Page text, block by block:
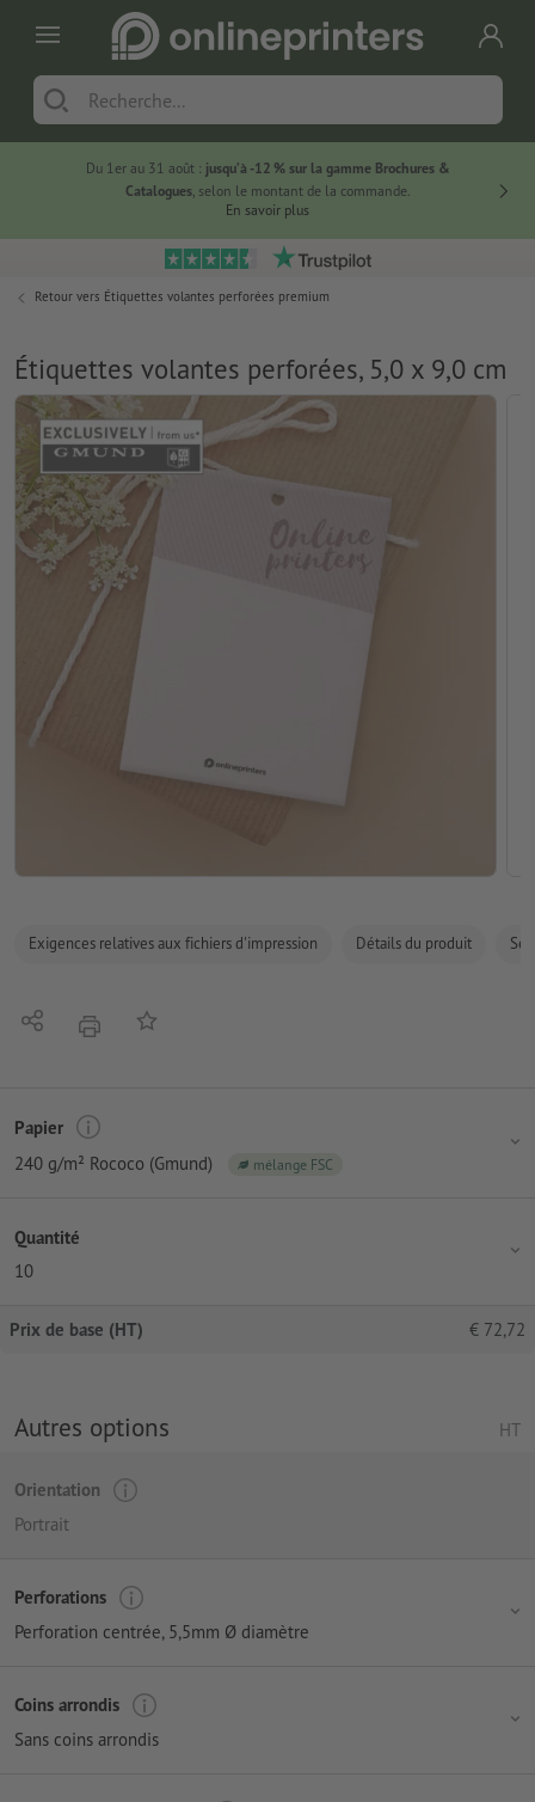
Du 1er au 31 août : jusqu’à -12 % sur la gamme Brochures &
Catalogues, selon le montant de la commande.
En savoir plus
Retour vers Étiquettes volantes perforées premium
Étiquettes volantes perforées, 5,0 x 9,0 cm
Exigences relatives aux fichiers d'impression Détails du produit
PartagerimprimerAjouter à liste d'article
Papier
240 g/m² Rococo (Gmund)
mélange FSC
Quantité
10
Prix de base (HT) € 72,72
Autres options HT
Orientation
Portrait
Perforations
Perforation centrée, 5,5mm Ø diamètre
Coins arrondis
Sans coins arrondis